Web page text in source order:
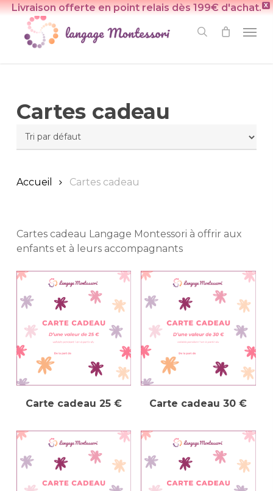
X
Livraison offerte en point relais dès 199€ d'achat.
Skip
content
search
Cartes cadeau
Accueil Cartes cadeau
Cartes cadeau Langage Montessori à offrir aux
enfants et à leurs accompagnants
Ajouter Au Panier
Carte cadeau 25 € Ajouter Au Panier
Carte cadeau 30 €